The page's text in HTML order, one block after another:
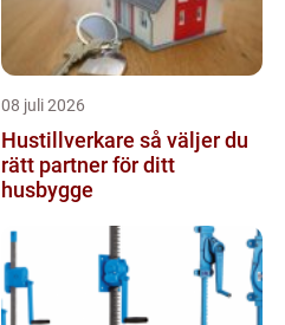
08 juli 2026
Hustillverkare så väljer du
rätt partner för ditt
husbygge